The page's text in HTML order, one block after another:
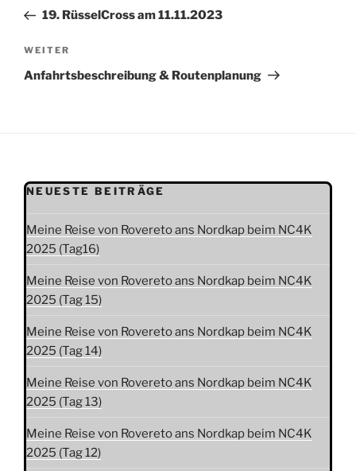
Beitrag
19. RüsselCross am 11.11.2023
Nächster
Beitrag
WEITER
Anfahrtsbeschreibung & Routenplanung
NEUESTE BEITRÄGE
Meine Reise von Rovereto ans Nordkap beim NC4K
2025 (Tag16)
Meine Reise von Rovereto ans Nordkap beim NC4K
2025 (Tag 15)
Meine Reise von Rovereto ans Nordkap beim NC4K
2025 (Tag 14)
Meine Reise von Rovereto ans Nordkap beim NC4K
2025 (Tag 13)
Meine Reise von Rovereto ans Nordkap beim NC4K
2025 (Tag 12)